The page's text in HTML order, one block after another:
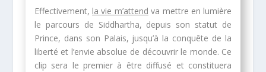
Effectivement, la vie m’attend va mettre en lumière
le parcours de Siddhartha, depuis son statut de
Prince, dans son Palais, jusqu’à la conquête de la
liberté et l’envie absolue de découvrir le monde. Ce
clip sera le premier à être diffusé et constituera